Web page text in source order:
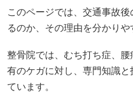
このページでは、交通事故
るのか、その理由を分かりや
整骨院では、むち打ち症、
有のケガに対し、専門知識
ています。